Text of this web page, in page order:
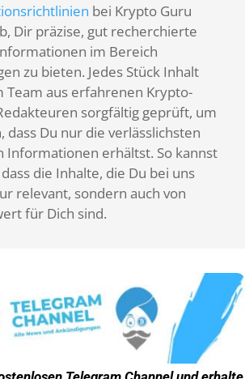
bei Krypto Guru
Dir präzise, gut recherchierte
im Bereich
zu bieten. Jedes Stück Inhalt
Team aus erfahrenen Krypto-
sorgfältig geprüft, um
dass Du nur die verlässlichsten
Informationen erhältst. So kannst
die Inhalte, die Du bei uns
relevant, sondern auch von
für Dich sind.